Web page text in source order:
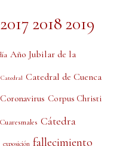
2017 2018 2019
Año Jubilar de la
Catedral Catedral de Cuenca
Coronavirus Corpus Christi
Cátedra
exposición fallecimiento